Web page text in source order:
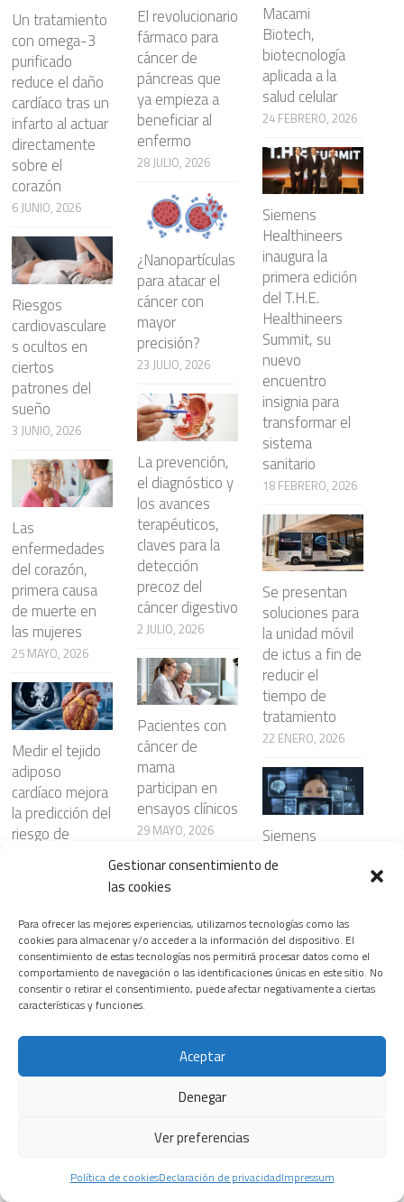
Gestionar consentimiento de
las cookies
Para ofrecer las mejores experiencias, utilizamos tecnologías como las
cookies para almacenar y/o acceder a la información del dispositivo. El
consentimiento de estas tecnologías nos permitirá procesar datos como el
comportamiento de navegación o las identificaciones únicas en este sitio. No
consentir o retirar el consentimiento, puede afectar negativamente a ciertas
características y funciones.
Aceptar
Denegar
Ver preferencias
Política de cookiesDeclaración de privacidadImpressum
Un tratamiento
con omega-3
purificado
reduce el daño
cardíaco tras un
infarto al actuar
directamente
sobre el
corazón
6 JUNIO, 2026
Riesgos
cardiovasculare
s ocultos en
ciertos
patrones del
sueño
3 JUNIO, 2026
Las
enfermedades
del corazón,
primera causa
de muerte en
las mujeres
25 MAYO, 2026
Medir el tejido
adiposo
cardíaco mejora
la predicción del
riesgo de
8 ABRIL, 2026
Leer más
El revolucionario
fármaco para
cáncer de
páncreas que
ya empieza a
beneficiar al
enfermo
28 JULIO, 2026
¿Nanopartículas
para atacar el
cáncer con
mayor
precisión?
23 JULIO, 2026
La prevención,
el diagnóstico y
los avances
terapéuticos,
claves para la
detección
precoz del
cáncer digestivo
2 JULIO, 2026
Pacientes con
cáncer de
mama
participan en
ensayos clínicos
29 MAYO, 2026
Leer más
Macami
Biotech,
biotecnología
aplicada a la
salud celular
24 FEBRERO, 2026
Siemens
Healthineers
inaugura la
primera edición
del T.H.E.
Healthineers
Summit, su
nuevo
encuentro
insignia para
transformar el
sistema
sanitario
18 FEBRERO, 2026
Se presentan
soluciones para
la unidad móvil
de ictus a fin de
reducir el
tiempo de
tratamiento
22 ENERO, 2026
Siemens
Healthineers
lanza nuevas
radiología
basadas en
inteligencia
artificial que
optimizan los
manteniendo la
diagnóstica
Leer más